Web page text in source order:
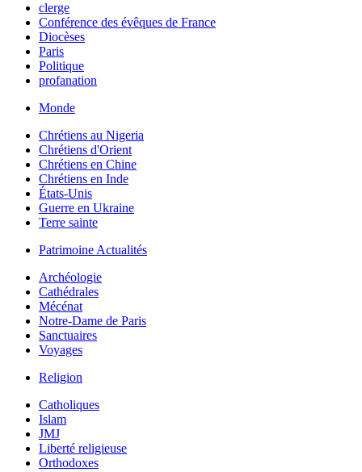
clerge
Conférence des évêques de France
Diocèses
Paris
Politique
profanation
Monde
Chrétiens au Nigeria
Chrétiens d'Orient
Chrétiens en Chine
Chrétiens en Inde
États-Unis
Guerre en Ukraine
Terre sainte
Patrimoine Actualités
Archéologie
Cathédrales
Mécénat
Notre-Dame de Paris
Sanctuaires
Voyages
Religion
Catholiques
Islam
JMJ
Liberté religieuse
Orthodoxes